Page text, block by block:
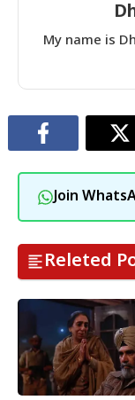
My name is
Join
Releted